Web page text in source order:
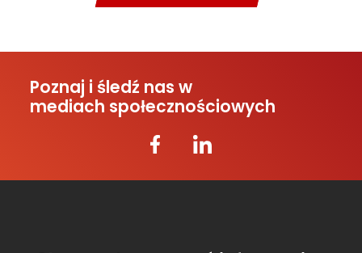
Poznaj i śledź nas w
mediach społecznościowych